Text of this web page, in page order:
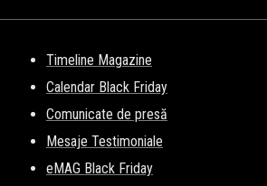
Timeline Magazine
Calendar Black Friday
Comunicate de presă
Mesaje Testimoniale
eMAG Black Friday